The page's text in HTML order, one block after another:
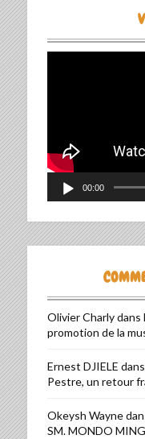
00:00
Olivier Charlydans
promotion de la
Ernest DJIELE dans
Pestre, un retour
Okeysh Wayne
SM. MONDO